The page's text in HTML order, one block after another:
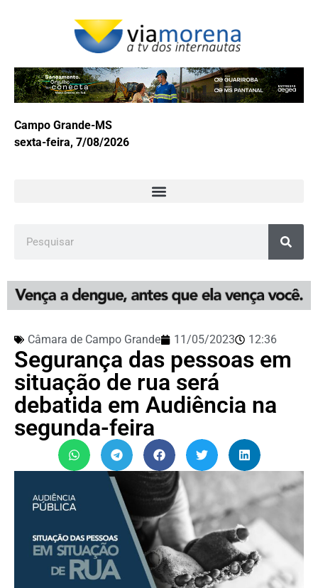
Campo Grande-MS
sexta-feira, 7/08/2026
Câmara de Campo Grande 11/05/2023 12:36
Segurança das pessoas em
situação de rua será
debatida em Audiência na
segunda-feira